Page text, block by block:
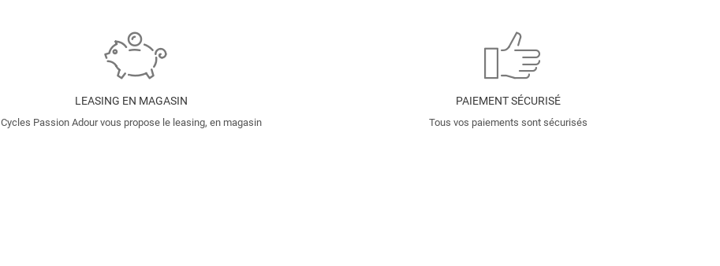
LEASING EN MAGASIN
Cycles Passion Adour vous propose le leasing, en magasin
PAIEMENT SÉCURISÉ
Tous vos paiements sont sécurisés